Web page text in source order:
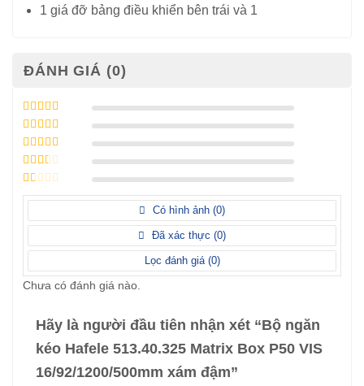
1 giá đỡ bảng điều khiển bên trái và 1
ĐÁNH GIÁ (0)
Được xếp
hạng55 sao
Được xếp
hạng45
sao
Được
xếp
hạng3
5 sao
Được
hạng
sao
Được
hạng
1
sao
Có hình ảnh (0)
Đã xác thực (0)
Lọc đánh giá (0)
Chưa có đánh giá nào.
Hãy là người đầu tiên nhận xét “Bộ ngăn
kéo Hafele 513.40.325 Matrix Box P50 VIS
16/92/1200/500mm xám đậm”